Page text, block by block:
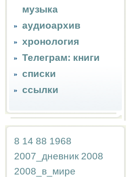
музыка
аудиоархив
хронология
Телеграм: книги
списки
ссылки
8 14 88 1968
2007_дневник 2008
2008_в_мире